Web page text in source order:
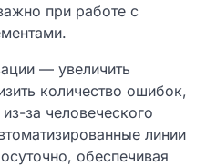
при работе с
— увеличить
количество ошибок,
за человеческого
линии
обеспечивая